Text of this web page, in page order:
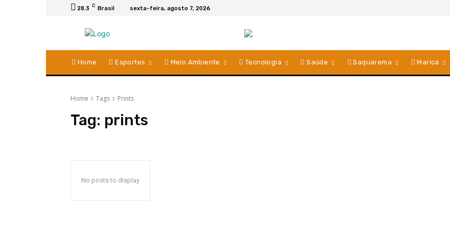
28.3 C Brasil sexta-feira, agosto 7, 2026
Home Esportes Meio Ambiente Tecnologia Saúde Saquarema Maricá
Home Tags Prints
Tag: prints
No posts to display